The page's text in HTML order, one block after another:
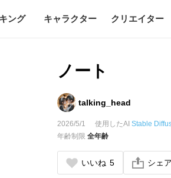
ング キャラクター クリエイター
ノート
talking_head
2026/5/1 使用したAIStable
年齢制限全年齢
いいね 5 シェア